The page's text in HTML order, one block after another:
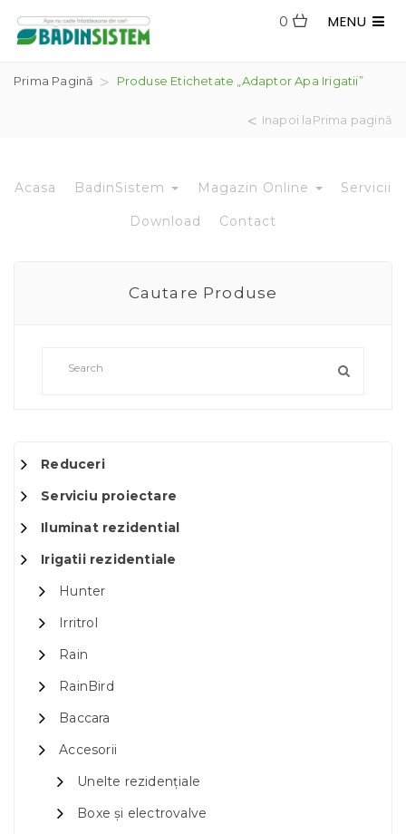
MENU
0
Prima Pagină Produse Etichetate „adaptor Apa Irigatii”
Inapoi laPrima pagină
Acasa BadinSistem Magazin Online Servicii
Download Contact
Cautare Produse
Reduceri
Serviciu proiectare
Iluminat rezidential
Irigatii rezidentiale
Hunter
Irritrol
Rain
RainBird
Baccara
Accesorii
Unelte rezidențiale
Boxe și electrovalve